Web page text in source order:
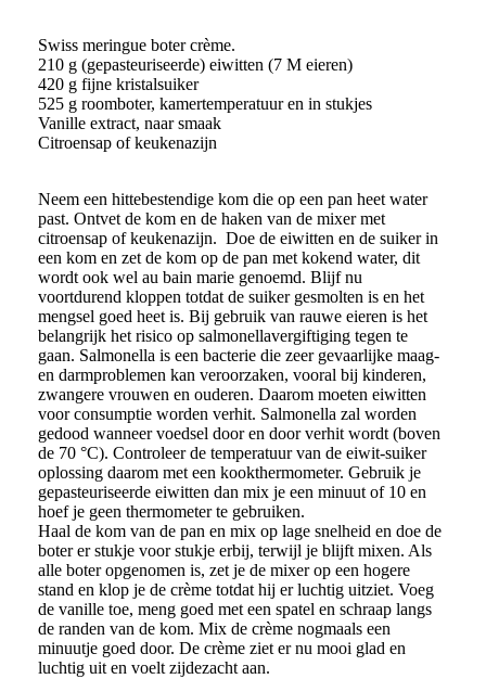
Swiss meringue boter crème.
210 g (gepasteuriseerde) eiwitten (7 M eieren)
420 g fijne kristalsuiker
525 g roomboter, kamertemperatuur en in stukjes
Vanille extract, naar smaak
Citroensap of keukenazijn
Neem een hittebestendige kom die op een pan heet water
past. Ontvet de kom en de haken van de mixer met
citroensap of keukenazijn. Doe de eiwitten en de suiker in
een kom en zet de kom op de pan met kokend water, dit
wordt ook wel au bain marie genoemd. Blijf nu
voortdurend kloppen totdat de suiker gesmolten is en het
mengsel goed heet is. Bij gebruik van rauwe eieren is het
belangrijk het risico op salmonellavergiftiging tegen te
gaan. Salmonella is een bacterie die zeer gevaarlijke maag-
en darmproblemen kan veroorzaken, vooral bij kinderen,
zwangere vrouwen en ouderen. Daarom moeten eiwitten
voor consumptie worden verhit. Salmonella zal worden
gedood wanneer voedsel door en door verhit wordt (boven
de 70 °C). Controleer de temperatuur van de eiwit-suiker
oplossing daarom met een kookthermometer. Gebruik je
gepasteuriseerde eiwitten dan mix je een minuut of 10 en
hoef je geen thermometer te gebruiken.
Haal de kom van de pan en mix op lage snelheid en doe de
boter er stukje voor stukje erbij, terwijl je blijft mixen. Als
alle boter opgenomen is, zet je de mixer op een hogere
stand en klop je de crème totdat hij er luchtig uitziet. Voeg
de vanille toe, meng goed met een spatel en schraap langs
de randen van de kom. Mix de crème nogmaals een
minuutje goed door. De crème ziet er nu mooi glad en
luchtig uit en voelt zijdezacht aan.